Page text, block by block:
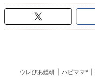
ウレぴあ総研 ハピママ*